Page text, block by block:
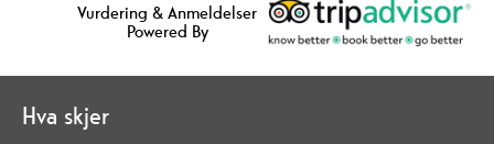
Vurdering & Anmeldelser
Powered By
Hva skjer